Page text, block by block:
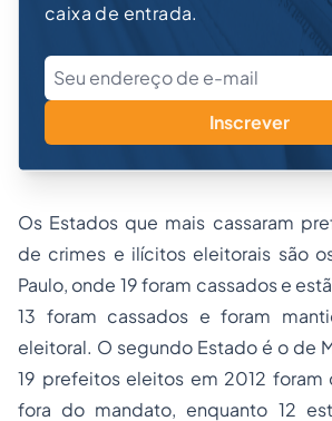
caixa de entrada.
Inscrever
Os Estados que mais cassaram
de crimes e ilícitos eleitorais são
Paulo, onde 19 foram cassados e
13 foram cassados e foram
eleitoral. O segundo Estado é o de
19 prefeitos eleitos em 2012 foram
fora do mandato, enquanto 12